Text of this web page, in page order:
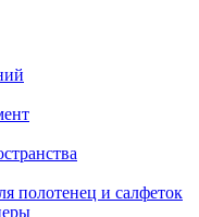
полотенец и салфеток